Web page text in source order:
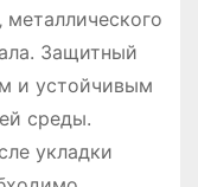
металлического
Защитный
и устойчивым
среды.
укладки